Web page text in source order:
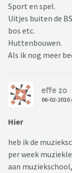
Sport en spel.
Uitjes buiten de
bos etc.
Huttenbouwen.
Als ik nog meer
effe zo
06-02-2010
Hier
heb ik de
per week
aan